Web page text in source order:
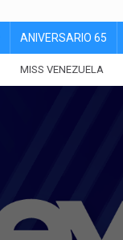
ANIVERSARIO 65
MISS VENEZUELA